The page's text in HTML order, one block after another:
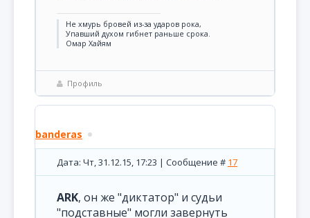
Не хмурь бровей из-за ударов рока,
Упавший духом гибнет раньше срока.
Омар Хайям
Профиль
banderas
Дата: Чт, 31.12.15, 17:23 | Сообщение # 17
ARK, он же "диктатор" и судьи
"подставные" могли завернуть